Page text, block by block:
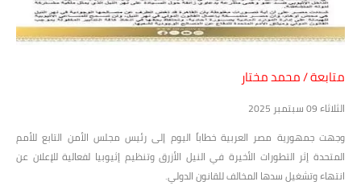
متابعة / محمد مختار
الثلاثاء 09 سبتمبر 2025
وجهت جمهورية مصر العربية خطاباً اليوم إلى رئيس مجلس الأمن التابع للأمم
المتحدة إثر التطورات الأخيرة في النيل الأزرق وتنظيم إثيوبيا لفعالية للإعلان عن
انتهاء وتشغيل سدها المخالف للقانون الدولي.